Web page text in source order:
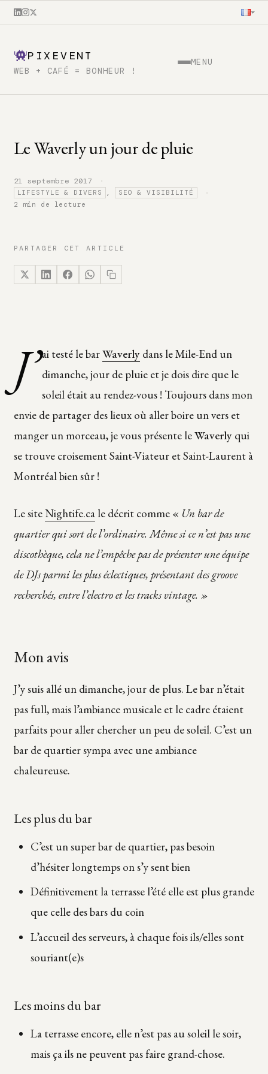
PIXEVENT
WEB + CAFÉ = BONHEUR !
MENU
Le Waverly un jour de pluie
21 septembre 2017 ·
LIFESTYLE & DIVERS , SEO & VISIBILITÉ ·
2 min de lecture
PARTAGER CET ARTICLE
J’ ai testé le barWaverly dans le Mile-End un
dimanche, jour de pluie et je dois dire que le
soleil était au rendez-vous ! Toujours dans mon
envie de partager des lieux où aller boire un vers et
manger un morceau, je vous présente leWaverly qui
se trouve croisement Saint-Viateur et Saint-Laurent à
Montréal bien sûr !
Le siteNightife.cale décrit comme « Un bar de
quartier qui sort de l’ordinaire. Même si ce n’est pas une
discothèque, cela ne l’empêche pas de présenter une équipe
de DJs parmi les plus éclectiques, présentant des groove
recherchés, entre l’electro et les tracks vintage. »
Mon avis
J’y suis allé un dimanche, jour de plus. Le bar n’était
pas full, mais l’ambiance musicale et le cadre étaient
parfaits pour aller chercher un peu de soleil. C’est un
bar de quartier sympa avec une ambiance
chaleureuse.
Les plus du bar
C’est un super bar de quartier, pas besoin
d’hésiter longtemps on s’y sent bien
Définitivement la terrasse l’été elle est plus grande
que celle des bars du coin
L’accueil des serveurs, à chaque fois ils/elles sont
souriant(e)s
Les moins du bar
La terrasse encore, elle n’est pas au soleil le soir,
mais ça ils ne peuvent pas faire grand-chose.